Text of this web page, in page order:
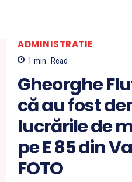
ADMINISTRATIE
1 min. Read
Gheorghe
că au fost
lucrările de
pe E 85 din
FOTO